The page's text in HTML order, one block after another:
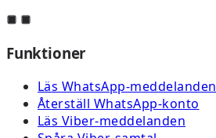
Funktioner
Läs WhatsApp-meddelanden
Återställ WhatsApp-konto
Läs Viber-meddelanden